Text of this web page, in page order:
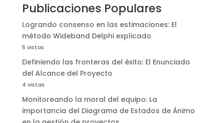
Publicaciones Populares
Logrando consenso en las estimaciones: El
método Wideband Delphi explicado
5 vistas
Definiendo las fronteras del éxito: El Enunciado
del Alcance del Proyecto
4 vistas
Monitoreando la moral del equipo: La
importancia del Diagrama de Estados de Ánimo